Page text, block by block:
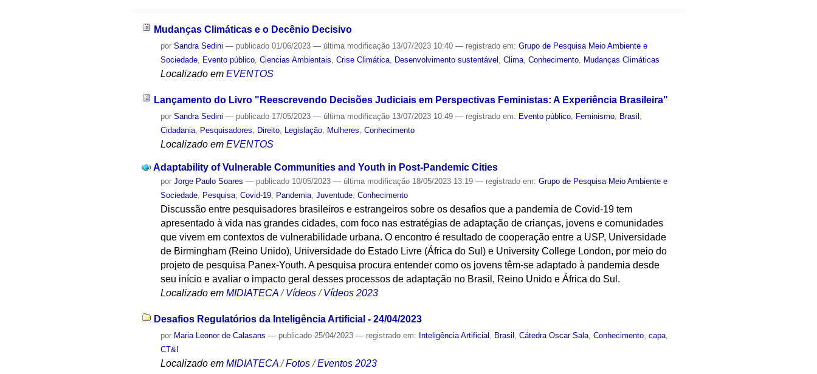
Mudanças Climáticas e o Decênio Decisivo
porSandra Sedini — publicado 01/06/2023— última modificação 13/07/2023 10:40— registrado em:Grupo de Pesquisa Meio Ambiente e
Sociedade
Evento público ,Ciencias Ambientais ,Crise Climática Desenvolvimento sustentável ,Clima ,Conhecimento Mudanças Climáticas
Localizado em EVENTOS
Lançamento do Livro "Reescrevendo Decisões Judiciais em Perspectivas Feministas: A Experiência Brasileira"
porSandra Sedini — publicado 17/05/2023— última modificação 13/07/2023 10:49— registrado em: Evento público Feminismo Brasil
Cidadania Pesquisadores Direito Legislação Mulheres ,Conhecimento
Localizado em EVENTOS
Adaptability of Vulnerable Communities and Youth in Post-Pandemic Cities
porJorge Paulo Soares — publicado 10/05/2023— última modificação 18/05/2023 13:19— registrado em:Grupo de Pesquisa Meio Ambiente e
Sociedade, Pesquisa,Covid-19, Pandemia,Juventude,Conhecimento
Discussão entre pesquisadores brasileiros e estrangeiros sobre os desafios que a pandemia de Covid-19 tem
apresentado à vida nas grandes cidades, com foco nas estratégias de adaptação de crianças, jovens e comunidades
que vivem em contextos de vulnerabilidade urbana. O encontro é resultado de cooperação entre a USP, Universidade
de Birmingham (Reino Unido), Universidade do Estado Livre (África do Sul) e University College London, por meio do
projeto de pesquisa Panex-Youth. A pesquisa procura entender como os jovens têm-se adaptado à pandemia desde
seu início e avaliar o impacto geral desses processos de adaptação no Brasil, Reino Unido e África do Sul.
Localizado em MIDIATECA /Vídeos /Vídeos 2023
Desafios Regulatórios da Inteligência Artificial - 24/04/2023
por Maria Leonor de Calasans — publicado 25/04/2023— registrado em: Inteligência Artificial , Brasil ,Cátedra Oscar Sala,Conhecimento,capa,
CT&I
Localizado em MIDIATECA /Fotos /Eventos 2023